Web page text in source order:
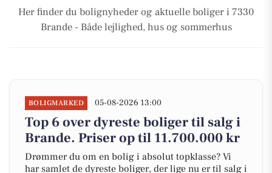
Her finder du bolignyheder og aktuelle boliger i 7330
Brande - Både lejlighed, hus og sommerhus
BOLIGMARKED 05-08-2026 13:00
Top 6 over dyreste boliger til salg i
Brande. Priser op til 11.700.000 kr
Drømmer du om en bolig i absolut topklasse? Vi
har samlet de dyreste boliger, der lige nu er til salg i